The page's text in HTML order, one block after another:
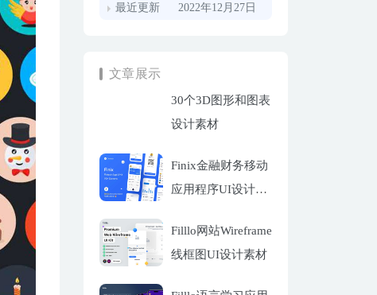
最近更新 2022年12月27日
文章展示
30个3D图形和图表
设计素材
Finix金融财务移动
应用程序UI设计套
Filllo网站Wireframe
线框图UI设计素材